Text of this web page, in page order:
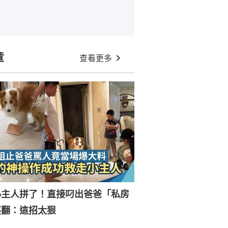
查看更多
人拼了！直接叼出爸爸「私房
：這招太狠